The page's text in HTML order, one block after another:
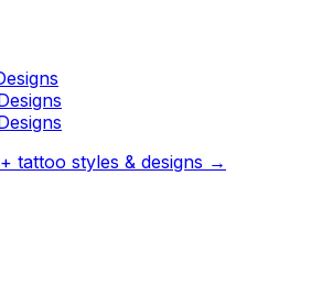
+ tattoo styles & designs →